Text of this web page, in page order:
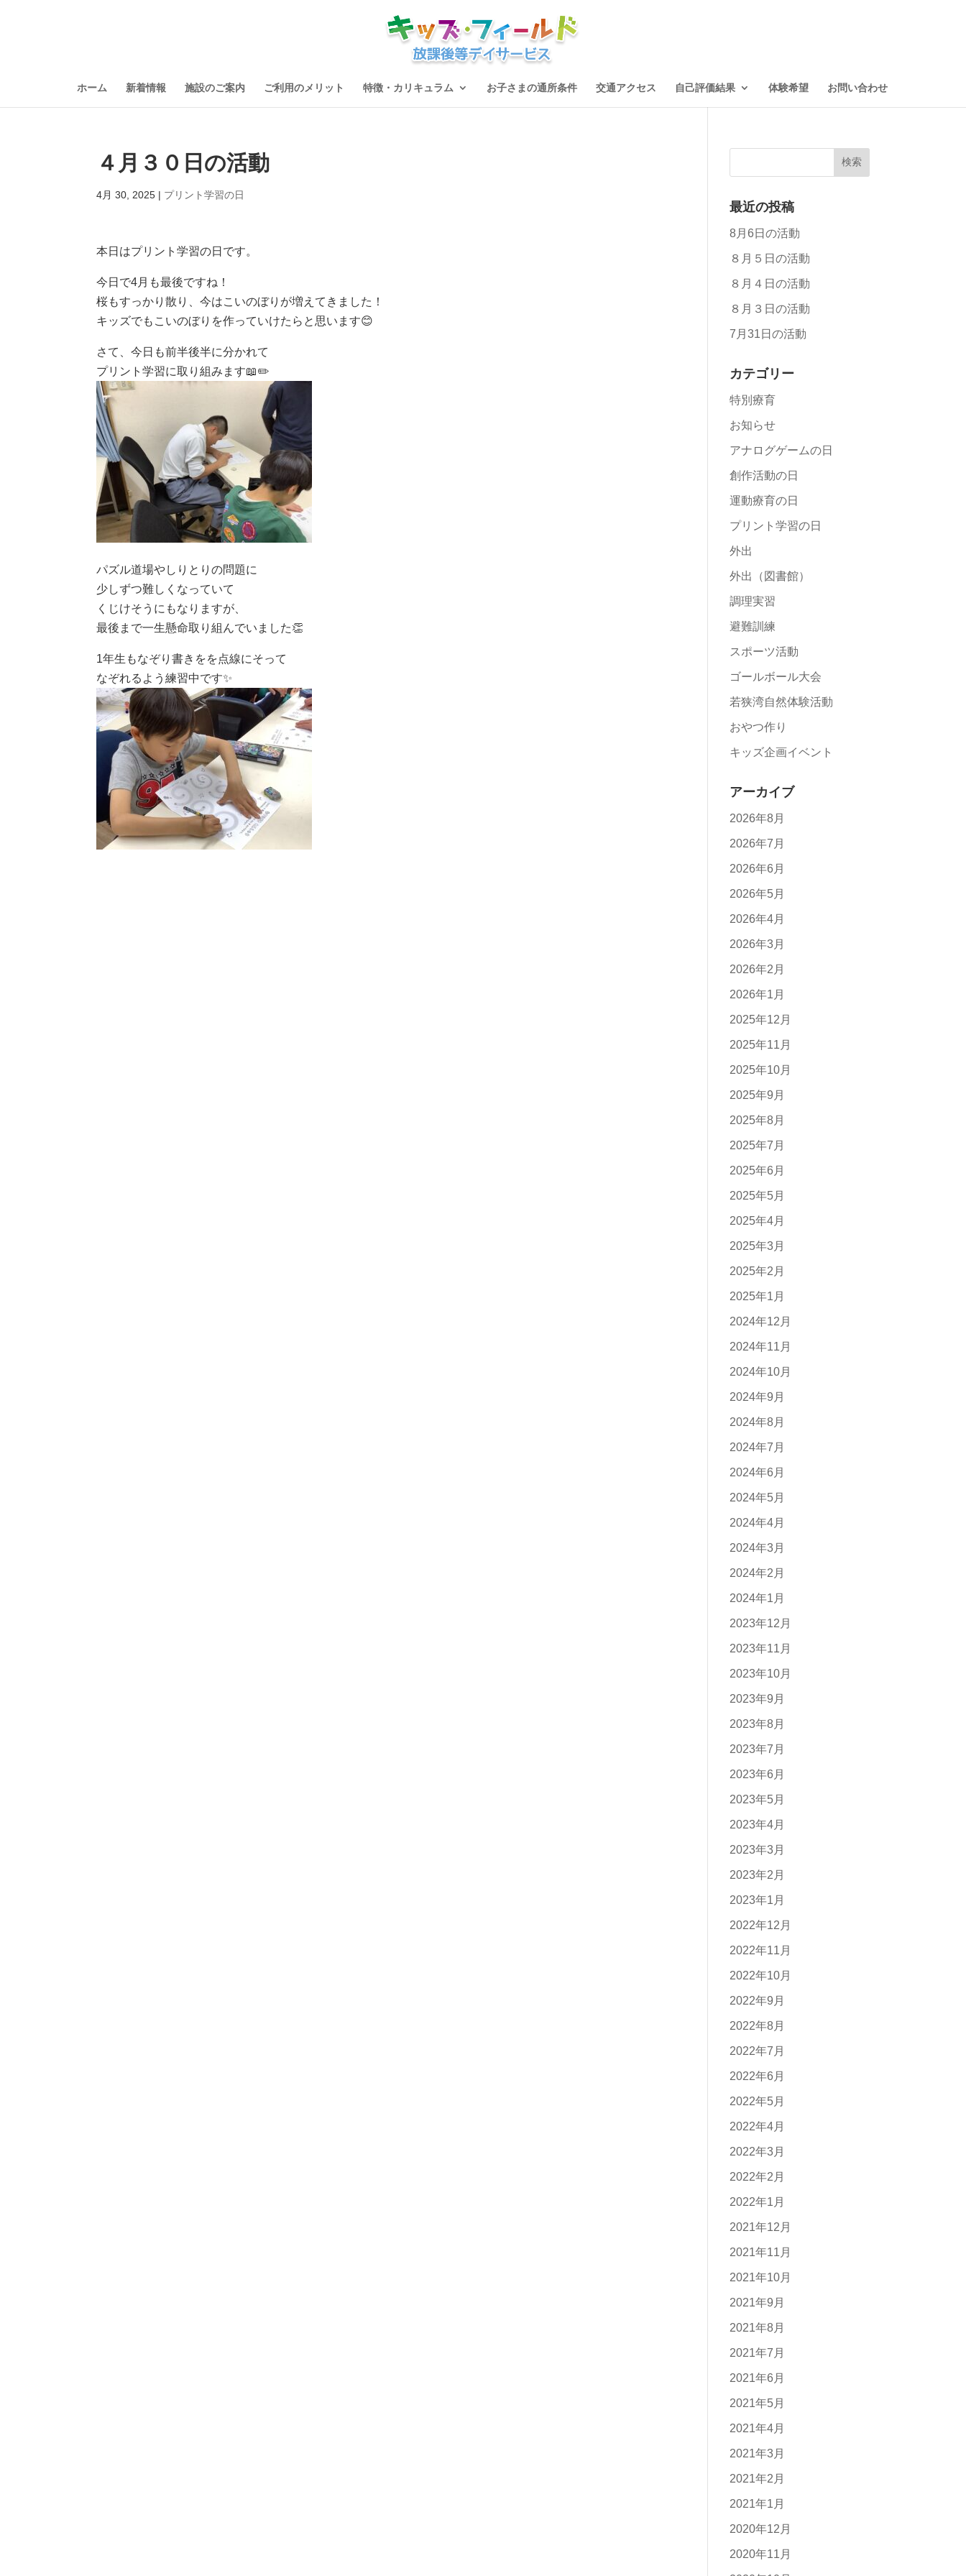
ホーム 新着情報 施設のご案内 ご利用のメリット 特徴・カリキュラム お子さまの通所条件 交通アクセス 自己評価結果 体験希望 お問い合わせ
４月３０日の活動
4月 30, 2025 | プリント学習の日
本日はプリント学習の日です。
今日で4月も最後ですね！
桜もすっかり散り、今はこいのぼりが増えてきました！
キッズでもこいのぼりを作っていけたらと思います😊
さて、今日も前半後半に分かれて
プリント学習に取り組みます📖✏️
パズル道場やしりとりの問題に
少しずつ難しくなっていて
くじけそうにもなりますが、
最後まで一生懸命取り組んでいました👏
1年生もなぞり書きをを点線にそって
なぞれるよう練習中です✨
最近の投稿
8月6日の活動
８月５日の活動
８月４日の活動
８月３日の活動
7月31日の活動
カテゴリー
特別療育
お知らせ
アナログゲームの日
創作活動の日
運動療育の日
プリント学習の日
外出
外出（図書館）
調理実習
避難訓練
スポーツ活動
ゴールボール大会
若狭湾自然体験活動
おやつ作り
キッズ企画イベント
アーカイブ
2026年8月
2026年7月
2026年6月
2026年5月
2026年4月
2026年3月
2026年2月
2026年1月
2025年12月
2025年11月
2025年10月
2025年9月
2025年8月
2025年7月
2025年6月
2025年5月
2025年4月
2025年3月
2025年2月
2025年1月
2024年12月
2024年11月
2024年10月
2024年9月
2024年8月
2024年7月
2024年6月
2024年5月
2024年4月
2024年3月
2024年2月
2024年1月
2023年12月
2023年11月
2023年10月
2023年9月
2023年8月
2023年7月
2023年6月
2023年5月
2023年4月
2023年3月
2023年2月
2023年1月
2022年12月
2022年11月
2022年10月
2022年9月
2022年8月
2022年7月
2022年6月
2022年5月
2022年4月
2022年3月
2022年2月
2022年1月
2021年12月
2021年11月
2021年10月
2021年9月
2021年8月
2021年7月
2021年6月
2021年5月
2021年4月
2021年3月
2021年2月
2021年1月
2020年12月
2020年11月